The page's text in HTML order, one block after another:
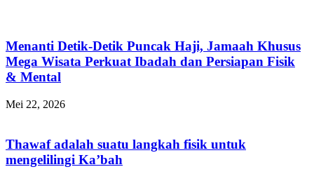
Menanti Detik-Detik Puncak Haji, Jamaah Khusus
Mega Wisata Perkuat Ibadah dan Persiapan Fisik
& Mental
Mei 22, 2026
Thawaf adalah suatu langkah fisik untuk
mengelilingi Ka’bah